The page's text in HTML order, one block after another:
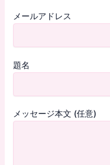
メールアドレス
題名
メッセージ本文 (任意)